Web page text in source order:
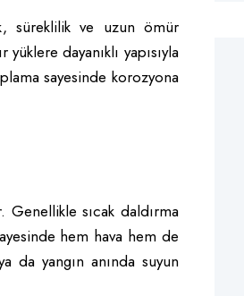
süreklilik ve uzun ömür
yüklere dayanıklı yapısıyla
sayesinde korozyona
Genellikle sıcak daldırma
hem hava hem de
da yangın anında suyun